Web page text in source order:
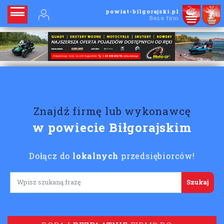
powiat-bilgorajski.pl
Baza firm
Znajdź firmę lub wykonawcę
w powiecie Biłgorajskim
Dołącz do lokalnych przedsiębiorców!
Lorem ipsum